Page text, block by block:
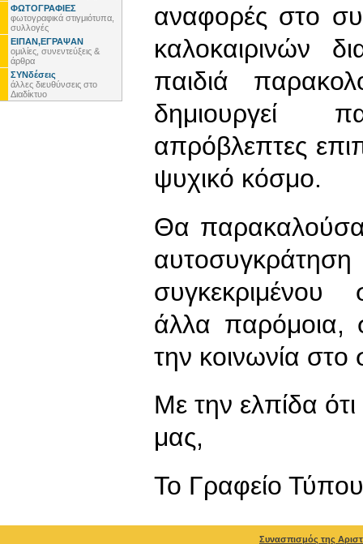
ΦΩΤΟΓΡΑΦΙΕΣ
φωτογραφικά στιγμιότυπα,
συλλογές
ΕΙΠΑΝ,ΕΓΡΑΨΑΝ
ομιλίες, συνεντεύξεις &
άρθρα
ΣΥΝδέσεις
άλλες διευθύνσεις στο
Διαδίκτυο
αναφορές στο
καλοκαιρινών
παιδιά
δημιουργεί
απρόβλεπτες
ψυχικό κόσμο.
Θα
συγκεκριμένου
άλλα παρόμοια,
την κοινωνία στο
Με την ελπίδα
μας,
To Γραφείο Τύπου
Συνασπισμός της